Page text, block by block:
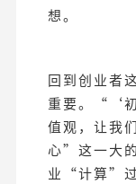
想。
回到创业者
重要。“‘初
值观，让我
心”这一大
业“计算”过